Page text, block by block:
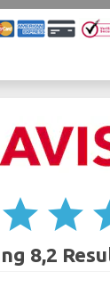
star star
8,2